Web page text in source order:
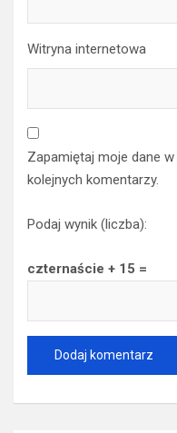
Witryna internetowa
Zapamiętaj moje dane
kolejnych komentarzy.
Podaj wynik (liczba):
czternaście + 15 =